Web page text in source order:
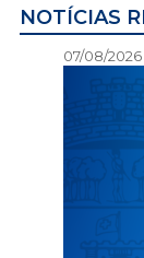
NOTÍCIAS
07/08/2026